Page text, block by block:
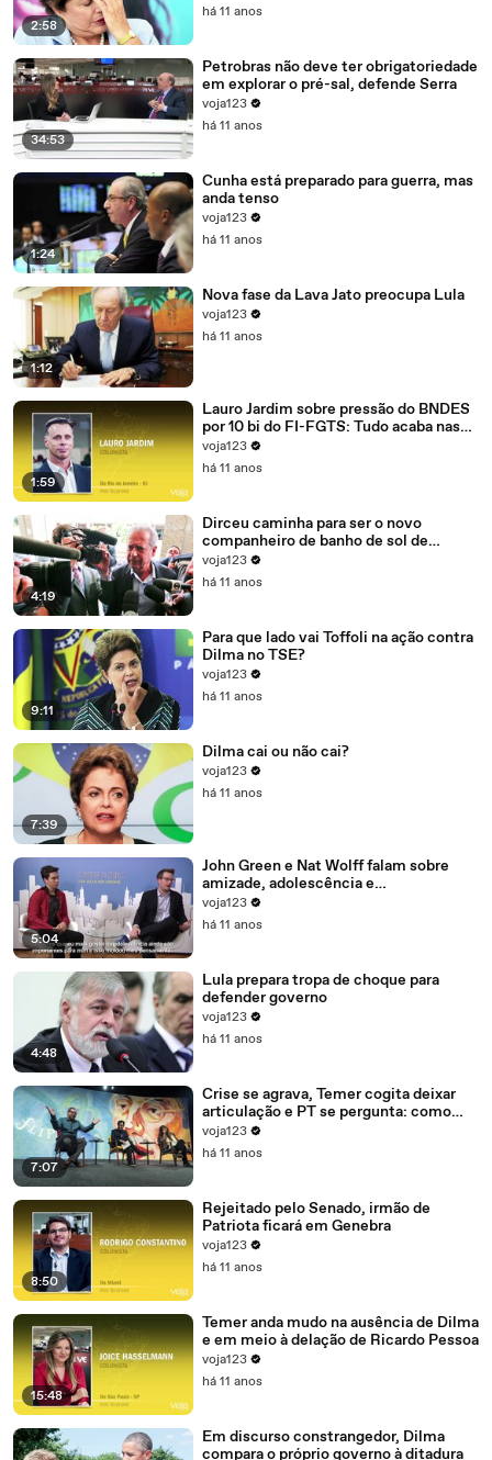
2:58
há 11 anos
34:53
Petrobras não deve ter obrigatoriedade
em explorar o pré-sal, defende Serra
voja123
há 11 anos
1:24
Cunha está preparado para guerra, mas
anda tenso
voja123
há 11 anos
1:12
Nova fase da Lava Jato preocupa Lula
voja123
há 11 anos
1:59
Lauro Jardim sobre pressão do BNDES
por 10 bi do FI-FGTS: Tudo acaba nas
mãos de Cunha
voja123
há 11 anos
4:19
Dirceu caminha para ser o novo
companheiro de banho de sol de
Marcelo Odebrecht e Cia.
voja123
há 11 anos
9:11
Para que lado vai Toffoli na ação contra
Dilma no TSE?
voja123
há 11 anos
7:39
Dilma cai ou não cai?
voja123
há 11 anos
5:04
John Green e Nat Wolff falam sobre
amizade, adolescência e
amadurecimento
voja123
há 11 anos
4:48
Lula prepara tropa de choque para
defender governo
voja123
há 11 anos
7:07
Crise se agrava, Temer cogita deixar
articulação e PT se pergunta: como
recompor o governo?
voja123
há 11 anos
8:50
Rejeitado pelo Senado, irmão de
Patriota ficará em Genebra
voja123
há 11 anos
15:48
Temer anda mudo na ausência de Dilma
e em meio à delação de Ricardo Pessoa
voja123
há 11 anos
Em discurso constrangedor, Dilma
compara o próprio governo à ditadura